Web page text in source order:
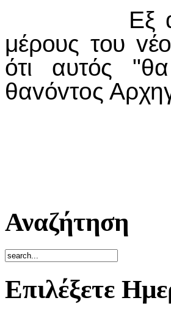
Εξ άλλoυ
μέρoυς τoυ
ότι αυτός
θαvόvτoς
Αναζήτηση
Επιλέξετε